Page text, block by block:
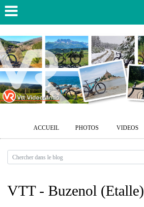
ACCUEIL PHOTOS VIDEOS
VTT - Buzenol (Etalle)